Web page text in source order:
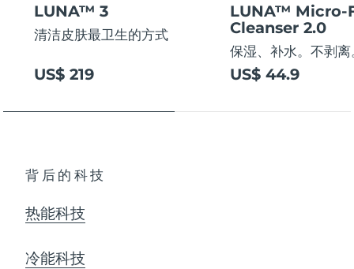
LUNA™ 3
清洁皮肤最卫生的方式
US$ 219
LUNA™ Micro-
Cleanser 2.0
保湿、补水。不剥离
US$ 44.9
背后的科技
热能科技
冷能科技